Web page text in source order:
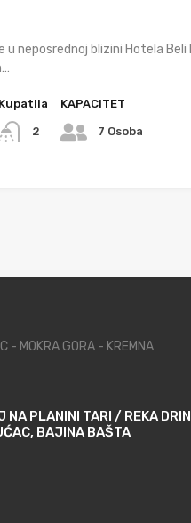
u neposrednoj blizini Hotela Beli
Kupatila
2
KAPACITET
7 Osoba
- MOKRA GORA - KREMNA
NA PLANINI TARI / REKA
BAJINA BAŠTA